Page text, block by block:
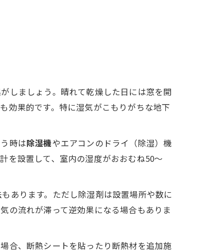
しましょう。晴れて乾燥した日には窓を開
効果的です。特に湿気がこもりがちな地下
時は除湿機やエアコンのドライ（除湿）機
を設置して、室内の湿度がおおむね50～
あります。ただし除湿剤は設置場所や数に
の流れが滞って逆効果になる場合もありま
合、断熱シートを貼ったり断熱材を追加施